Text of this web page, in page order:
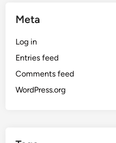
Meta
Log in
Entries feed
Comments feed
WordPress.org